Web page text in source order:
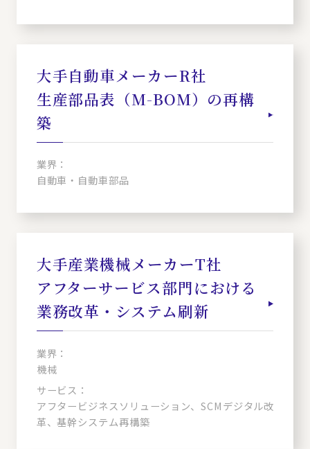
大手自動車メーカーR社
生産部品表（M-BOM）の再構
築
業界：
自動車・自動車部品
大手産業機械メーカーT社
アフターサービス部門における
業務改革・システム刷新
業界：
機械
サービス：
アフタービジネスソリューション、SCMデジタル改
革、基幹システム再構築